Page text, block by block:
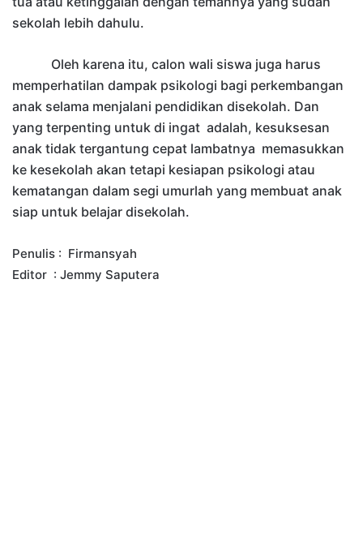
sekolah lebih dahulu.
Oleh karena itu, calon wali siswa juga harus
memperhatilan dampak psikologi bagi perkembangan
anak selama menjalani pendidikan disekolah. Dan
yang terpenting untuk di ingat adalah, kesuksesan
anak tidak tergantung cepat lambatnya memasukkan
ke kesekolah akan tetapi kesiapan psikologi atau
kematangan dalam segi umurlah yang membuat anak
siap untuk belajar disekolah.
Penulis : Firmansyah
Editor : Jemmy Saputera